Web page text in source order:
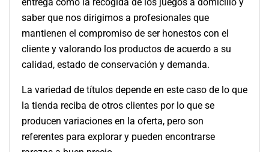
entrega como la recogida de los juegos a domicilio y
saber que nos dirigimos a profesionales que
mantienen el compromiso de ser honestos con el
cliente y valorando los productos de acuerdo a su
calidad, estado de conservación y demanda.
La variedad de títulos depende en este caso de lo que
la tienda reciba de otros clientes por lo que se
producen variaciones en la oferta, pero son
referentes para explorar y pueden encontrarse